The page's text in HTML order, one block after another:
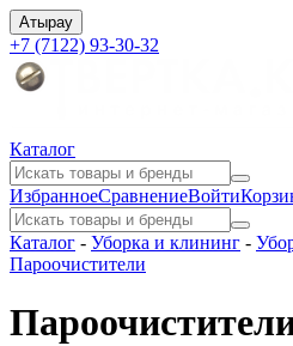
Атырау
+7 (7122) 93-30-32
Каталог
ИзбранноеСравнениеВойти
Каталог - Уборка и клининг -
Пароочистители